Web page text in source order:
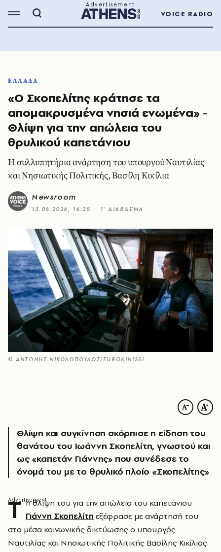
VOICE RADIO
ΕΛΛΑΔΑ
«Ο Σκοπελίτης κράτησε τα
απομακρυσμένα νησιά ενωμένα» -
Θλίψη για την απώλεια του
θρυλικού καπετάνιου
Η συλλυπητήρια ανάρτηση του υπουργού Ναυτιλίας
και Νησιωτικής Πολιτικής, Βασίλη Κικίλια
Newsroom
13.06.2026, 16:25 1’ ΔΙΑΒΑΣΜΑ
© ΑΝΤΩΝΗΣ ΝΙΚΟΛΟΠΟΥΛΟΣ/EUROKINISSI
Θλίψη και συγκίνηση σκόρπισε η είδηση του
θανάτου του Ιωάννη Σκοπελίτη, γνωστού και
ως «καπετάν Γιάννης» που συνέδεσε το
όνομά του με το θρυλικό πλοίο «Σκοπελίτης»
Τ η θλίψη του για την απώλεια του καπετάνιου
Γιάννη Σκοπελίτη εξέφρασε με ανάρτησή του
στα μέσα κοινωνικής δικτύωσης ο υπουργός
Ναυτιλίας και Νησιωτικής Πολιτικής Βασίλης Κικίλιας.